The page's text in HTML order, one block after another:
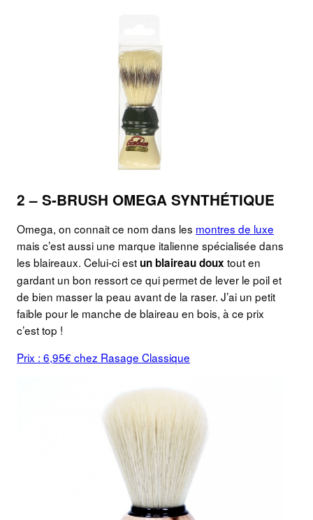
2 – S-BRUSH OMEGA SYNTHÉTIQUE
Omega, on connait ce nom dans les montres de luxe
mais c’est aussi une marque italienne spécialisée dans
les blaireaux. Celui-ci estun blaireau doux tout en
gardant un bon ressort ce qui permet de lever le poil et
de bien masser la peau avant de la raser. J’ai un petit
faible pour le manche de blaireau en bois, à ce prix
c’est top !
Prix : 6,95€ chez Rasage Classique